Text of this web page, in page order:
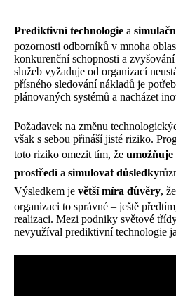
Prediktivní technologie a
pozornosti odborníků v mnoha
konkurenční schopnosti a
služeb vyžaduje od organizací
přísného sledování nákladů je
plánovaných systémů a nacházet
Požadavek na změnu
však s sebou přináší jisté riziko.
toto riziko omezit tím, že umožňuje
prostředía simulovat důsledky
Výsledkem je větší míra důvěry,
organizaci to správné – ještě
realizaci. Mezi podniky světové
nevyužíval prediktivní technologie